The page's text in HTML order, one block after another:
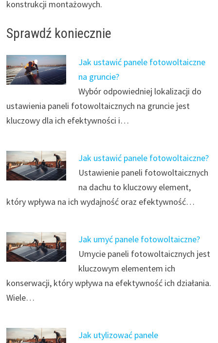
konstrukcji montażowych.
Sprawdź koniecznie
Jak ustawić panele fotowoltaiczne
na gruncie?
Wybór odpowiedniej lokalizacji do
ustawienia paneli fotowoltaicznych na gruncie jest
kluczowy dla ich efektywności i…
Jak ustawić panele fotowoltaiczne?
Ustawienie paneli fotowoltaicznych
na dachu to kluczowy element,
który wpływa na ich wydajność oraz efektywność…
Jak umyć panele fotowoltaiczne?
Umycie paneli fotowoltaicznych jest
kluczowym elementem ich
konserwacji, który wpływa na efektywność ich działania.
Wiele…
Jak utylizować panele